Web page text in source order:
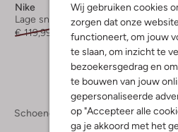
Wij gebruiken cookies
zorgen dat onze
functioneert, om jouw
te slaan, om inzicht te
bezoekersgedrag en
te bouwen van jouw
gepersonaliseerde
op "Accepteer alle
ga je akkoord met het
Nike
Lage sneakers
€ 119,99
€ 59,99
Schoenen
Sneakers Sneakers